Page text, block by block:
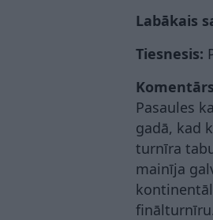
Labākais
Tiesnesis:
Pasaules
gadā, kad
turnīra
mainīja